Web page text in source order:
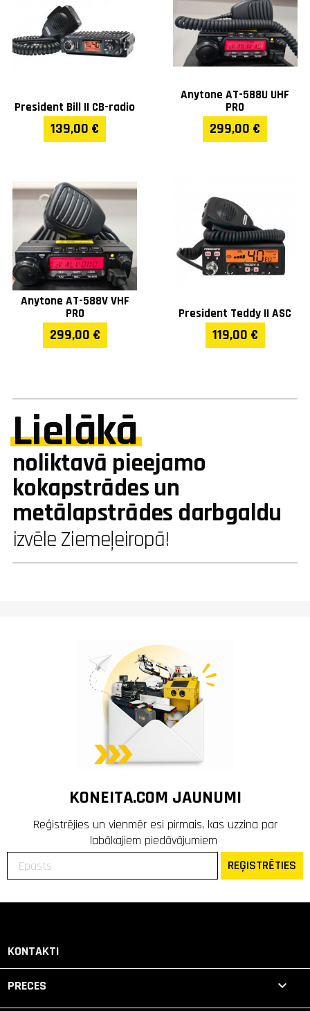
President Bill II CB-radio
139,00 €
Anytone AT-588U UHF
PRO
299,00 €
Anytone AT-588V VHF
PRO
299,00 €
President Teddy II ASC
119,00 €
Lielākā
noliktavā pieejamo
kokapstrādes un
metālapstrādes darbgaldu
izvēle Ziemeļeiropā!
KONEITA.COM JAUNUMI
Reģistrējies un vienmēr esi pirmais, kas uzzina par
labākajiem piedāvājumiem
REĢISTRĒTIES
KONTAKTI
PRECES 